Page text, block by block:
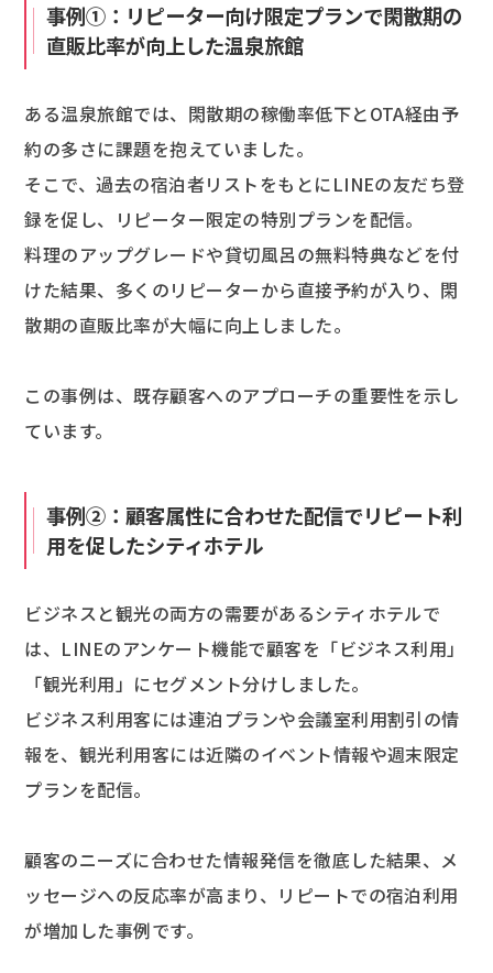
事例①：リピーター向け限定プランで閑散期の
直販比率が向上した温泉旅館
ある温泉旅館では、閑散期の稼働率低下とOTA経由予
約の多さに課題を抱えていました。
そこで、過去の宿泊者リストをもとにLINEの友だち登
録を促し、リピーター限定の特別プランを配信。
料理のアップグレードや貸切風呂の無料特典などを付
けた結果、多くのリピーターから直接予約が入り、閑
散期の直販比率が大幅に向上しました。
この事例は、既存顧客へのアプローチの重要性を示し
ています。
事例②：顧客属性に合わせた配信でリピート利
用を促したシティホテル
ビジネスと観光の両方の需要があるシティホテルで
は、LINEのアンケート機能で顧客を「ビジネス利用」
「観光利用」にセグメント分けしました。
ビジネス利用客には連泊プランや会議室利用割引の情
報を、観光利用客には近隣のイベント情報や週末限定
プランを配信。
顧客のニーズに合わせた情報発信を徹底した結果、メ
ッセージへの反応率が高まり、リピートでの宿泊利用
が増加した事例です。